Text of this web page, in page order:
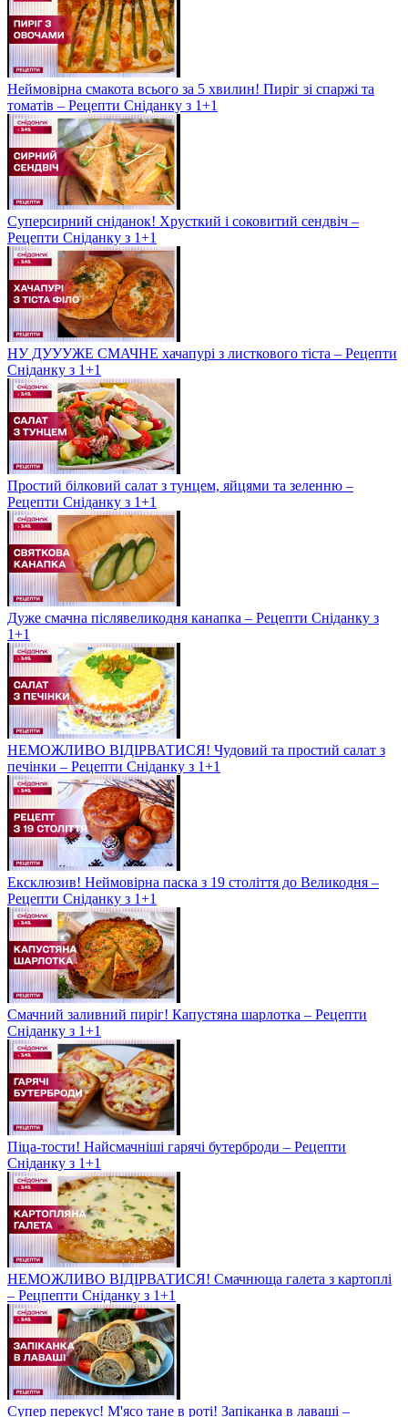
Неймовірна смакота всього за 5 хвилин! Пиріг зі спаржі та
томатів – Рецепти Сніданку з 1+1
Суперсирний сніданок! Хрусткий і соковитий сендвіч –
Рецепти Сніданку з 1+1
НУ ДУУУЖЕ СМАЧНЕ хачапурі з листкового тіста – Рецепти
Сніданку з 1+1
Простий білковий салат з тунцем, яйцями та зеленню –
Рецепти Сніданку з 1+1
Дуже смачна післявеликодня канапка – Рецепти Сніданку з
1+1
НЕМОЖЛИВО ВІДІРВАТИСЯ! Чудовий та простий салат з
печінки – Рецепти Сніданку з 1+1
Ексклюзив! Неймовірна паска з 19 століття до Великодня –
Рецепти Сніданку з 1+1
Смачний заливний пиріг! Капустяна шарлотка – Рецепти
Сніданку з 1+1
Піца-тости! Найсмачніші гарячі бутерброди – Рецепти
Сніданку з 1+1
НЕМОЖЛИВО ВІДІРВАТИСЯ! Смачнюща галета з картоплі
– Рецпепти Сніданку з 1+1
Супер перекус! М'ясо тане в роті! Запіканка в лаваші –